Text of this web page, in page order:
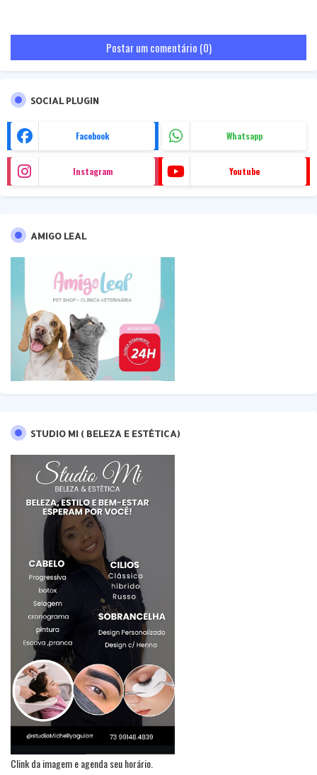
Postar um comentário (0)
SOCIAL PLUGIN
Facebook Whatsapp
Instagram Youtube
AMIGO LEAL
STUDIO MI ( BELEZA E ESTÉTICA)
Clink da imagem e agenda seu horário.